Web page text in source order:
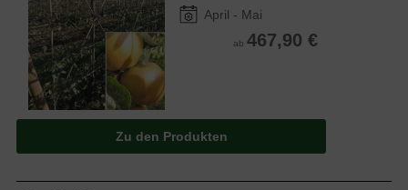
April - Mai
ab 467,90 €
Zu den Produkten